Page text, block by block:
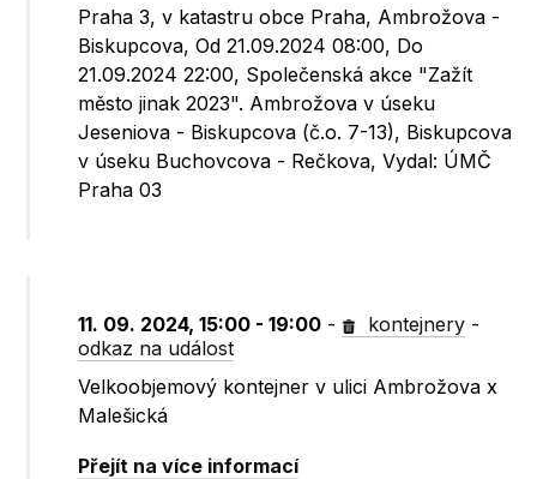
Praha 3, v katastru obce Praha, Ambrožova -
Biskupcova, Od 21.09.2024 08:00, Do
21.09.2024 22:00, Společenská akce "Zažít
město jinak 2023". Ambrožova v úseku
Jeseniova - Biskupcova (č.o. 7-13), Biskupcova
v úseku Buchovcova - Rečkova, Vydal: ÚMČ
Praha 03
11. 09. 2024, 15:00 - 19:00 - kontejnery -
odkaz na událost
Velkoobjemový kontejner v ulici Ambrožova x
Malešická
Přejít na více informací